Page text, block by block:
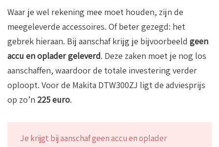
Waar je wel rekening mee moet houden, zijn de
meegeleverde accessoires. Of beter gezegd: het
gebrek hieraan. Bij aanschaf krijg je bijvoorbeeld geen
accu en oplader geleverd. Deze zaken moet je nog los
aanschaffen, waardoor de totale investering verder
oploopt. Voor de Makita DTW300ZJ ligt de adviesprijs
op zo’n 225 euro.
Je krijgt bij aanschaf geen accu en oplader